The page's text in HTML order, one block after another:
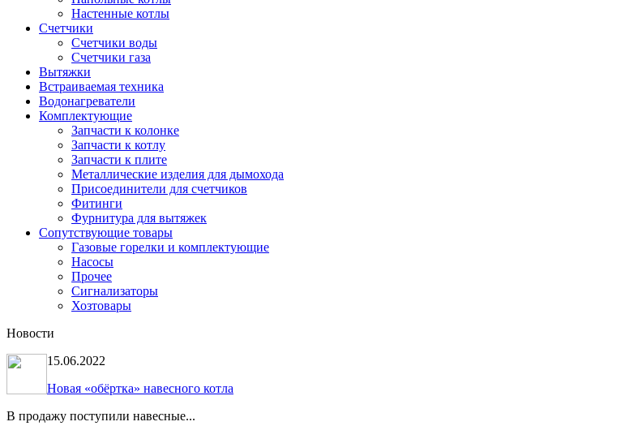
Настенные котлы
Счетчики
Счетчики воды
Счетчики газа
Вытяжки
Встраиваемая техника
Водонагреватели
Комплектующие
Запчасти к колонке
Запчасти к котлу
Запчасти к плите
Металлические изделия для дымохода
Присоединители для счетчиков
Фитинги
Фурнитура для вытяжек
Сопутствующие товары
Газовые горелки и комплектующие
Насосы
Прочее
Сигнализаторы
Хозтовары
Новости
15.06.2022
Новая «обёртка» навесного котла
В продажу поступили навесные...